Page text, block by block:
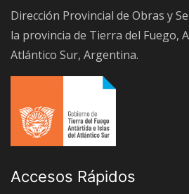
Dirección Provincial de Obras y
la provincia de Tierra del Fuego,
Atlántico Sur, Argentina.
Accesos Rápidos